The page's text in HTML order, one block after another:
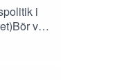
i
vi